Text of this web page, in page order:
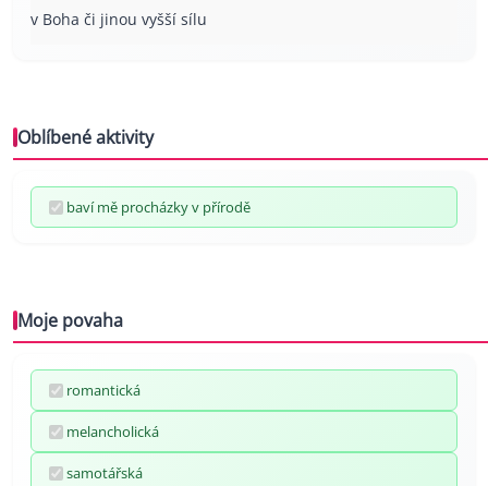
v Boha či jinou vyšší sílu
Oblíbené aktivity
baví mě procházky v přírodě
Moje povaha
romantická
melancholická
samotářská